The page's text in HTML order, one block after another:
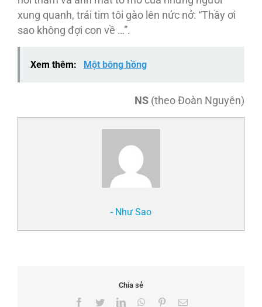
xung quanh, trái tim tôi gào lên nức nở: “Thầy ơi
sao không đợi con về …”.
Xem thêm: Một bông hồng
NS (theo Đoàn Nguyên)
- Như Sao
Chia sẻ
Facebook
TwitterLinkedInWhatsApp
PinterestEmail